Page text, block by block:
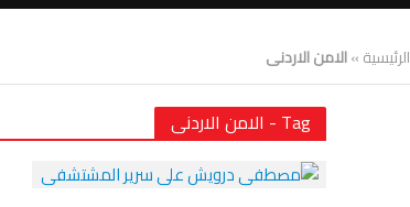
الرئيسية»الامن الاردنى
Tag - الامن الاردنى